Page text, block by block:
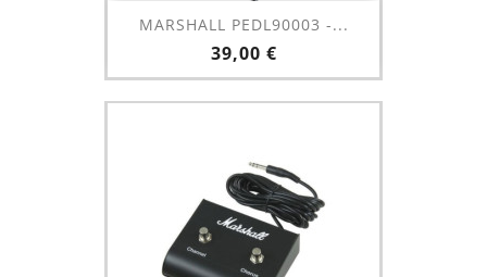
MARSHALL PEDL90003 -...
Prix
39,00 €